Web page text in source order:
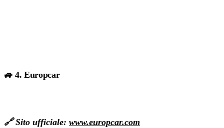
🚙 4. Europcar
🔗 Sito ufficiale: www.europcar.com